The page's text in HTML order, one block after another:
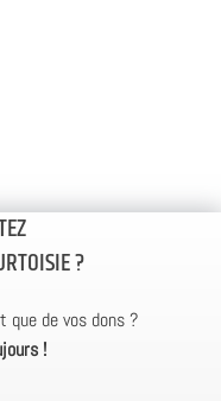
?
que de vos dons ?
!